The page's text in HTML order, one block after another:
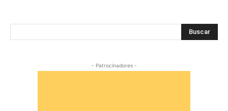
Buscar
- Patrocinadores -